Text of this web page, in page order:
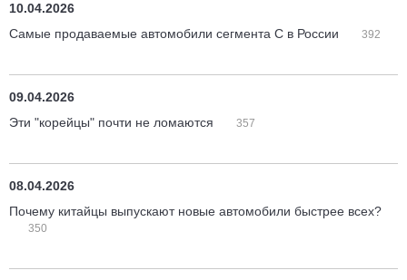
10.04.2026
Самые продаваемые автомобили сегмента С в России
392
09.04.2026
Эти "корейцы" почти не ломаются
357
08.04.2026
Почему китайцы выпускают новые автомобили быстрее всех?
350